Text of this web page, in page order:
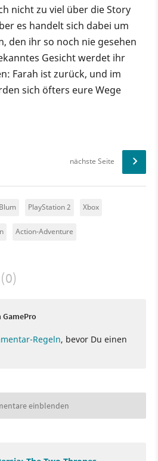
nicht zu viel über die Story
es handelt sich dabei um
den ihr so noch nie gesehen
Gesicht werdet ihr
Farah ist zurück, und im
sich öfters eure Wege
nächste Seite
PlayStation 2 Xbox
Action-Adventure
(0)
Regeln, bevor Du einen
einblenden